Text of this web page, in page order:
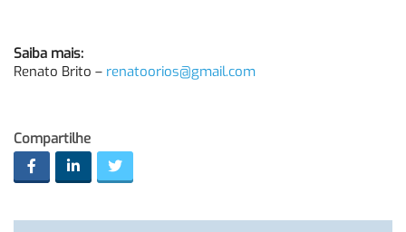
Saiba mais:
Renato Brito – renatoorios@gmail.com
Compartilhe